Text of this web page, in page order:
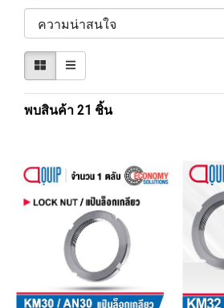
พบสินค้า 21 ชิ้น